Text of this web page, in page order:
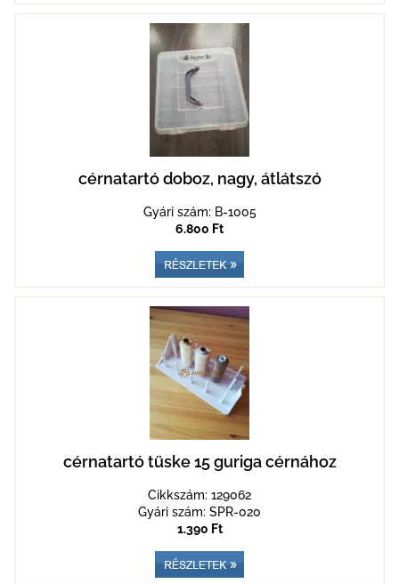
cérnatartó doboz, nagy, átlátszó
Gyári szám: B-1005
6.800 Ft
cérnatartó tüske 15 guriga cérnához
Cikkszám: 129062
Gyári szám: SPR-020
1.390 Ft